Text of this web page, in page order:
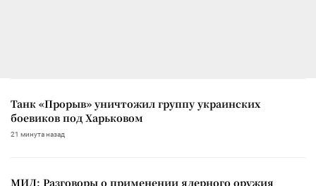
Танк «Прорыв» уничтожил группу украинских
боевиков под Харьковом
21 минута назад
МИД: Разговоры о применении ядерного оружия